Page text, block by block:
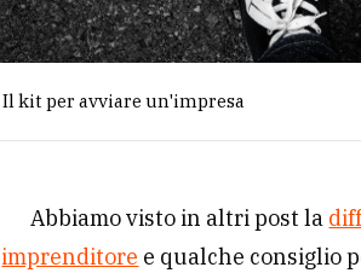
Il kit per avviare un'impresa
Abbiamo visto in altri post la
imprenditore e qualche consiglio